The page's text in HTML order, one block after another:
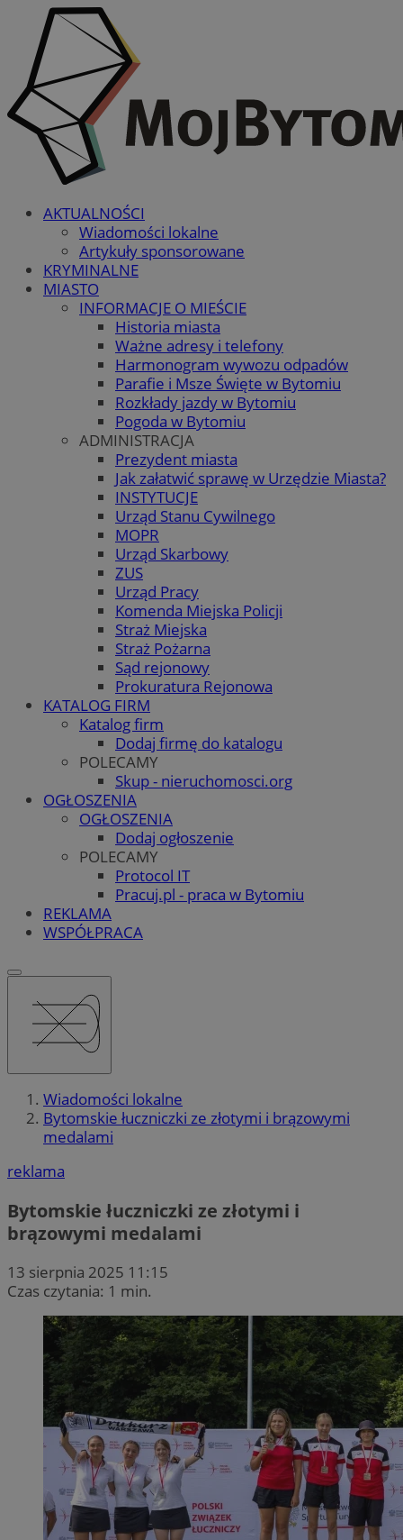
AKTUALNOŚCI
Wiadomości lokalne
Artykuły sponsorowane
KRYMINALNE
MIASTO
INFORMACJE O MIEŚCIE
Historia miasta
Ważne adresy i telefony
Harmonogram wywozu odpadów
Parafie i Msze Święte w Bytomiu
Rozkłady jazdy w Bytomiu
Pogoda w Bytomiu
ADMINISTRACJA
Prezydent miasta
Jak załatwić sprawę w Urzędzie Miasta?
INSTYTUCJE
Urząd Stanu Cywilnego
MOPR
Urząd Skarbowy
ZUS
Urząd Pracy
Komenda Miejska Policji
Straż Miejska
Straż Pożarna
Sąd rejonowy
Prokuratura Rejonowa
KATALOG FIRM
Katalog firm
Dodaj firmę do katalogu
POLECAMY
Skup - nieruchomosci.org
OGŁOSZENIA
OGŁOSZENIA
Dodaj ogłoszenie
POLECAMY
Protocol IT
Pracuj.pl - praca w Bytomiu
REKLAMA
WSPÓŁPRACA
Wiadomości lokalne
Bytomskie łuczniczki ze złotymi i brązowymi
medalami
reklama
Bytomskie łuczniczki ze złotymi i
brązowymi medalami
13 sierpnia 2025 11:15
Czas czytania: 1 min.